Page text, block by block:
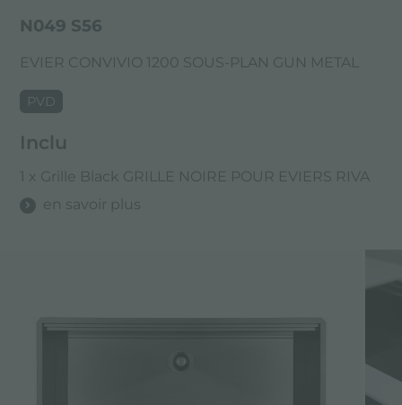
N049 S56
EVIER CONVIVIO 1200 SOUS-PLAN GUN METAL
PVD
Inclu
1 x Grille Black GRILLE NOIRE POUR EVIERS RIVA
en savoir plus